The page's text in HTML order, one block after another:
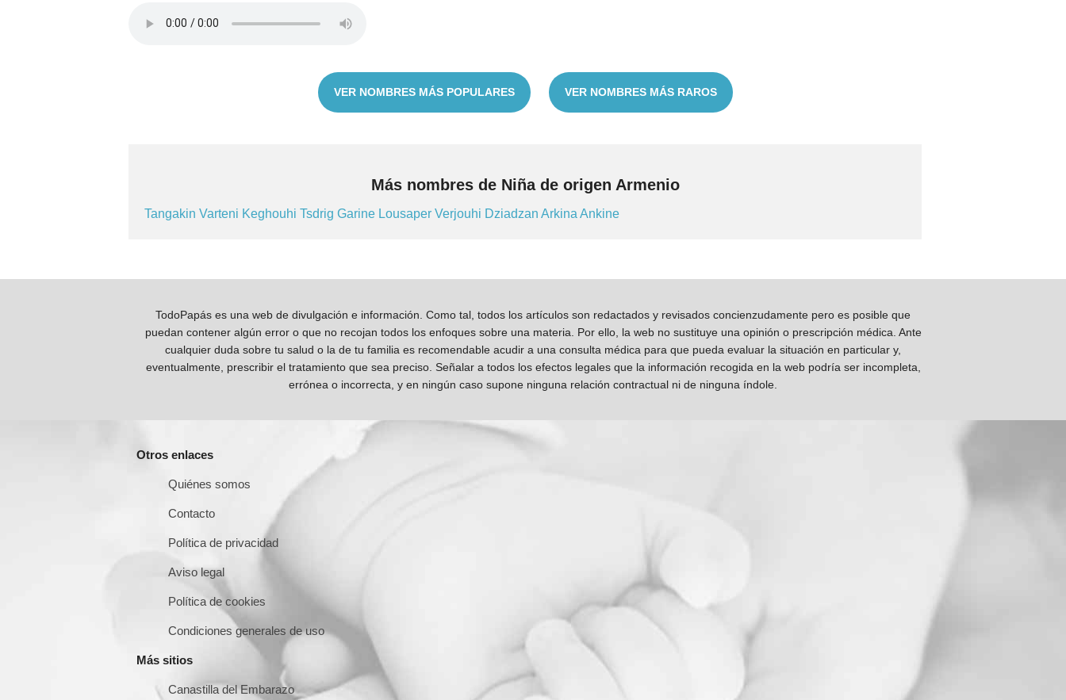
VER NOMBRES MÁS POPULARES VER NOMBRES MÁS RAROS
Más nombres de Niña de origen Armenio
Tangakin Varteni Keghouhi Tsdrig Garine Lousaper Verjouhi Dziadzan Arkina Ankine
TodoPapás es una web de divulgación e información. Como tal, todos los artículos son redactados y revisados concienzudamente pero es posible que
puedan contener algún error o que no recojan todos los enfoques sobre una materia. Por ello, la web no sustituye una opinión o prescripción médica. Ante
cualquier duda sobre tu salud o la de tu familia es recomendable acudir a una consulta médica para que pueda evaluar la situación en particular y,
eventualmente, prescribir el tratamiento que sea preciso. Señalar a todos los efectos legales que la información recogida en la web podría ser incompleta,
errónea o incorrecta, y en ningún caso supone ninguna relación contractual ni de ninguna índole.
Otros enlaces
Quiénes somos
Contacto
Política de privacidad
Aviso legal
Política de cookies
Condiciones generales de uso
Más sitios
Canastilla del Embarazo